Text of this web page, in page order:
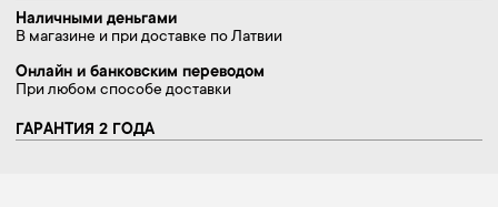
Наличными деньгами
В магазине и при доставке по Латвии
Онлайн и банковским переводом
При любом способе доставки
ГАРАНТИЯ 2 ГОДА